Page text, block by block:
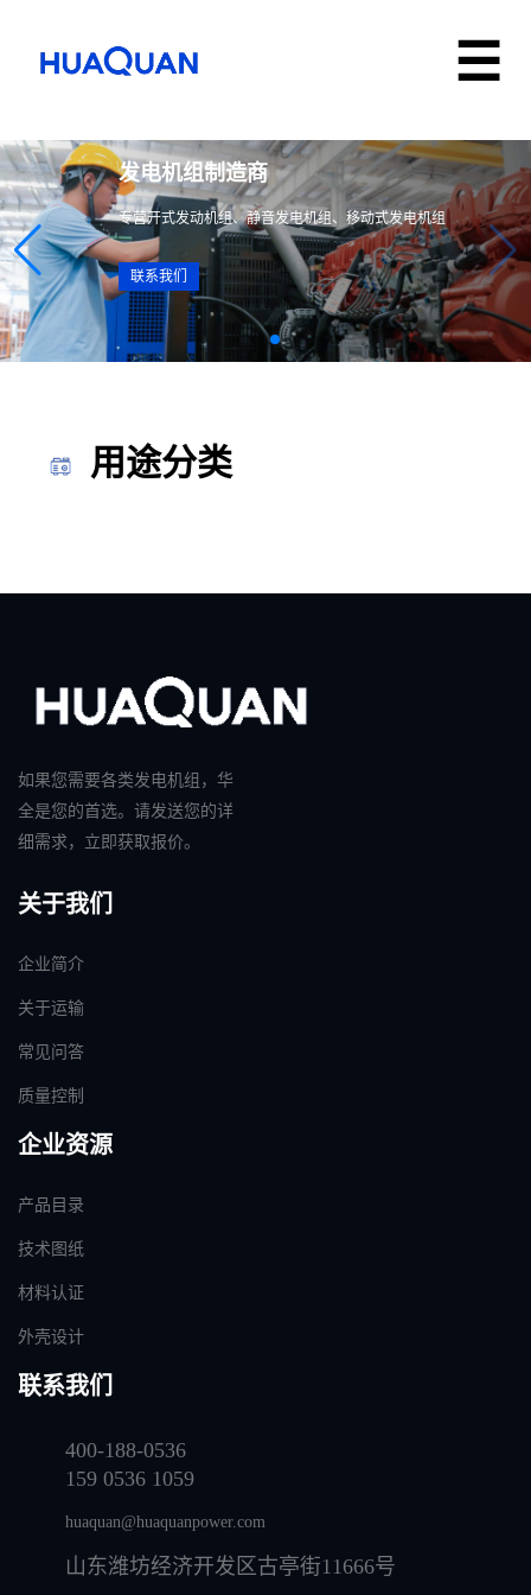
・智能电力解决方案提供商
发电机组｜定制化生产｜现货速发｜全国联保
用途分类
如果您需要各类发电机组，华
全是您的首选。请发送您的详
细需求，立即获取报价。
关于我们
企业简介
关于运输
常见问答
质量控制
企业资源
产品目录
技术图纸
材料认证
外壳设计
联系我们
400-188-0536
159 0536 1059
huaquan@huaquanpower.com
山东潍坊经济开发区古亭街11666号